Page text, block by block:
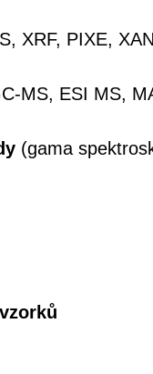
XRF, PIXE,
MS, ESI MS,
(gama